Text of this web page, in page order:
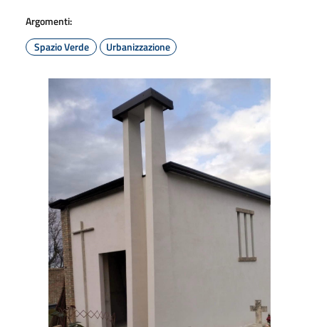
Argomenti:
Spazio Verde
Urbanizzazione